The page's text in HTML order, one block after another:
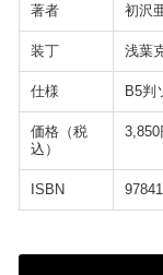
著者 初沢
装丁 浅葉
仕様 B5判
価格（税
込）
3,850
ISBN